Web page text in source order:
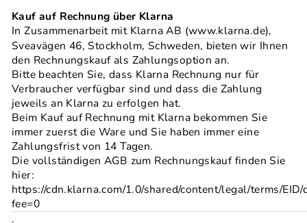
Kauf auf Rechnung über Klarna
In Zusammenarbeit mit Klarna AB (www.klarna.de),
Sveavägen 46, Stockholm, Schweden, bieten wir Ihnen
den Rechnungskauf als Zahlungsoption an.
Bitte beachten Sie, dass Klarna Rechnung nur für
Verbraucher verfügbar sind und dass die Zahlung
jeweils an Klarna zu erfolgen hat.
Beim Kauf auf Rechnung mit Klarna bekommen Sie
immer zuerst die Ware und Sie haben immer eine
Zahlungsfrist von 14 Tagen.
Die vollständigen AGB zum Rechnungskauf finden Sie
hier:
https://cdn.klarna.com/1.0/shared/content/legal/terms/EID/
fee=0
.